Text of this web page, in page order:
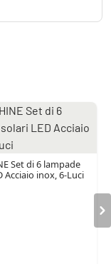
Set di 6 lampade
Acciaio inox, 6-Luci